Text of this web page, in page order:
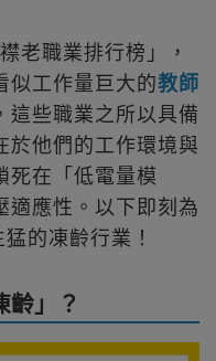
老職業排行榜」，
似工作量巨大的教師
這些職業之所以具備
於他們的工作環境與
死在「低電量模
適應性。以下即刻為
的凍齡行業！
齡」？